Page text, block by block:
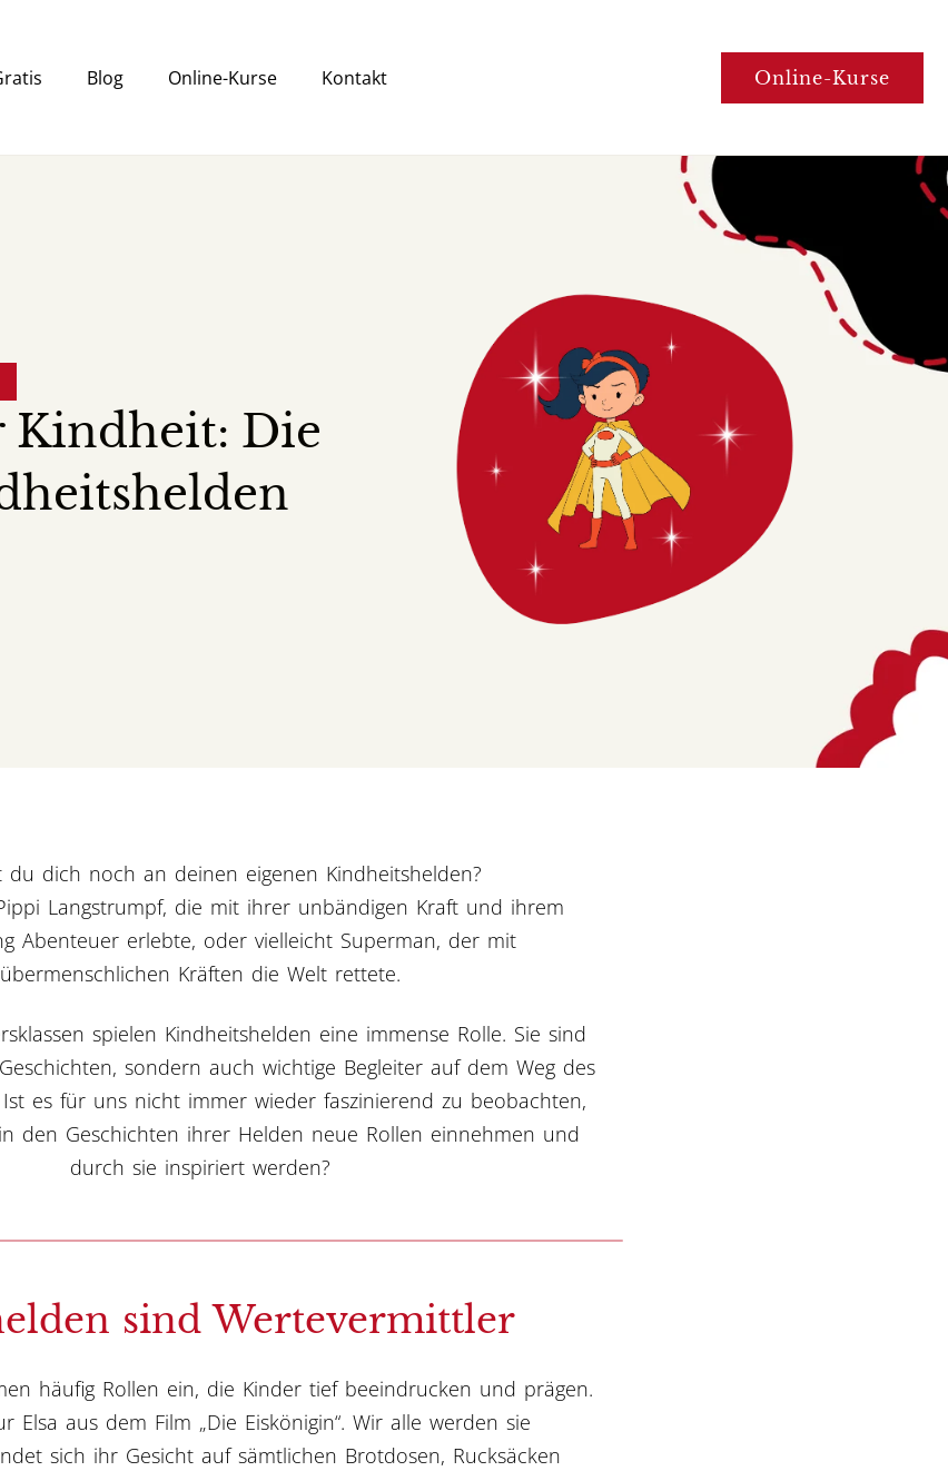
Blog Online-Kurse Kontakt Online-Kurse
Kindheit: Die
du dich noch an deinen eigenen Kindheitshelden?
Langstrumpf, die mit ihrer unbändigen Kraft und ihrem
Abenteuer erlebte, oder vielleicht Superman, der mit
übermenschlichen Kräften die Welt rettete.
spielen Kindheitshelden eine immense Rolle. Sie sind
sondern auch wichtige Begleiter auf dem Weg des
Ist es für uns nicht immer wieder faszinierend zu beobachten,
den Geschichten ihrer Helden neue Rollen einnehmen und
durch sie inspiriert werden?
sind Wertevermittler
häufig Rollen ein, die Kinder tief beeindrucken und prägen.
Elsa aus dem Film „Die Eiskönigin“. Wir alle werden sie
sich ihr Gesicht auf sämtlichen Brotdosen, Rucksäcken